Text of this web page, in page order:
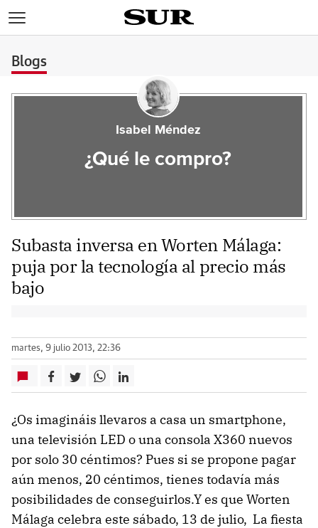
Blogs
Isabel Méndez
¿Qué le compro?
Subasta inversa en Worten Málaga:
puja por la tecnología al precio más
bajo
martes, 9 julio 2013, 22:36
¿Os imagináis llevaros a casa un smartphone,
una televisión LED o una consola X360 nuevos
por solo 30 céntimos? Pues si se propone pagar
aún menos, 20 céntimos, tienes todavía más
posibilidades de conseguirlos.Y es que Worten
Málaga celebra este sábado, 13 de julio, La fiesta